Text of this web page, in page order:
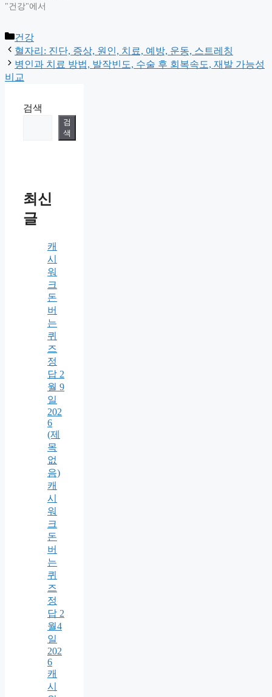
"건강"에서
Categories
건강
혈자리: 진단, 증상, 원인, 치료, 예방, 운동, 스트레칭
병인과 치료 방법, 발작빈도, 수술 후 회복속도, 재발 가능성
비교
검색
검
색
최신
글
캐
시
워
크
돈
버
는
퀴
즈
정
답 2
월 9
일
202
6
(제
목
없
음)
캐
시
워
크
돈
버
는
퀴
즈
정
답 2
월4
일
202
6
캐
시